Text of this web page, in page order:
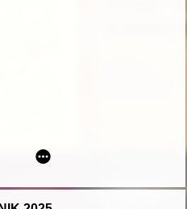
po Holokauście w Izraelu :